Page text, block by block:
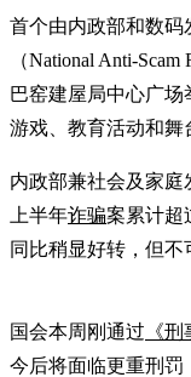
首个由内政部和数码
（National Anti-
巴窑建屋局中心广
游戏、教育活动和舞
内政部兼社会及家庭
上半年诈骗案累计超
同比稍显好转，但不
国会本周刚通过 《
今后将面临更重刑罚